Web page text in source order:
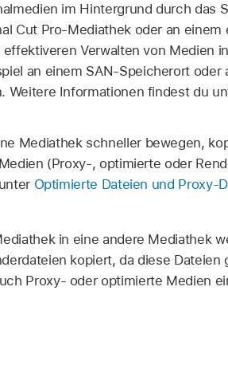
im Hintergrund durch das
Cut Pro-Mediathek oder an einem
Verwalten von Medien
an einem SAN-Speicherort oder
Weitere Informationen findest du
Mediathek schneller bewegen,
(Proxy-, optimierte oder
Optimierte Dateien und Proxy-
in eine andere Mediathek
kopiert, da diese Dateien
Proxy- oder optimierte Medien